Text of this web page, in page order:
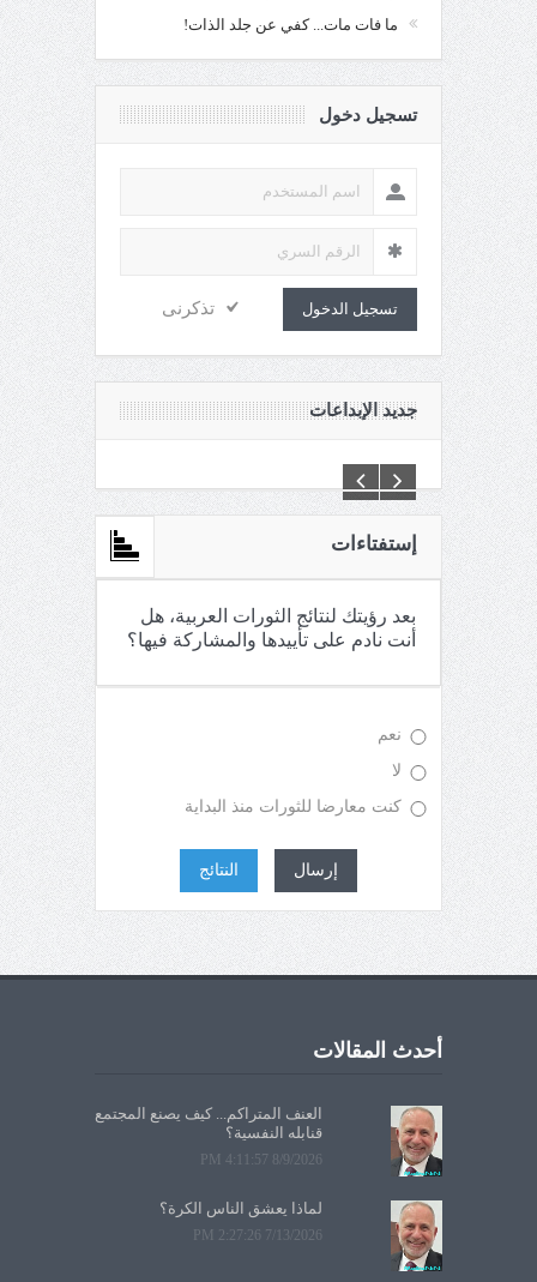
ما فات مات... كفي عن جلد الذات!
تسجيل دخول
تسجيل الدخول تذكرنى
جديد الإبداعات
إستفتاءات
بعد رؤيتك لنتائج الثورات العربية، هل
أنت نادم على تأييدها والمشاركة فيها؟
نعم
لا
كنت معارضا للثورات منذ البداية
إرسال النتائج
أحدث المقالات
العنف المتراكم... كيف يصنع المجتمع
قنابله النفسية؟
8/9/2026 4:11:57 PM
لماذا يعشق الناس الكرة؟
7/13/2026 2:27:26 PM